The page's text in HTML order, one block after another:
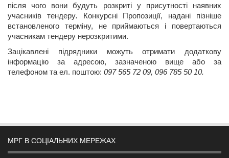
після чого вони будуть розкриті у присутності наявних
учасників тендеру. Конкурсні Пропозиції, надані пізніше
встановленого терміну, не приймаються і повертаються
учасникам тендеру нерозкритими.
Зацікавлені підрядники можуть отримати додаткову
інформацію за адресою, зазначеною вище або за
телефоном та ел. поштою: 097 565 72 09, 096 785 50 10.
МРГ В СОЦІАЛЬНИХ МЕРЕЖАХ